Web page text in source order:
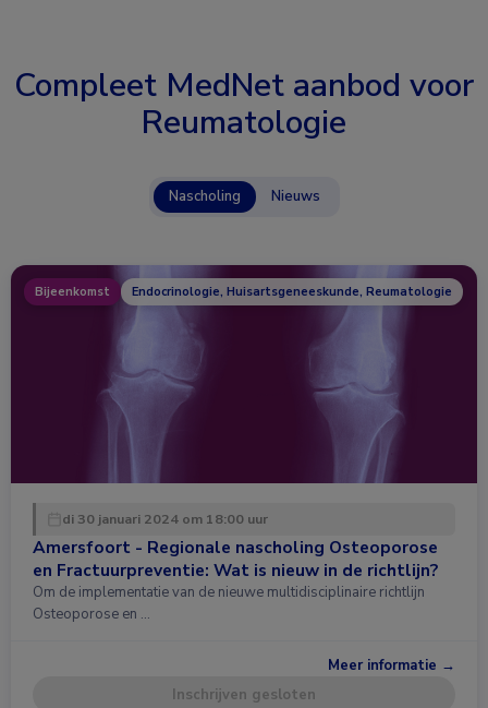
Compleet MedNet aanbod voor
Reumatologie
Nascholing Nieuws
Bijeenkomst Endocrinologie, Huisartsgeneeskunde, Reumatologie
di 30 januari 2024 om 18:00 uur
Amersfoort - Regionale nascholing Osteoporose
en Fractuurpreventie: Wat is nieuw in de richtlijn?
Om de implementatie van de nieuwe multidisciplinaire richtlijn
Osteoporose en …
Meer informatie →
Inschrijven gesloten